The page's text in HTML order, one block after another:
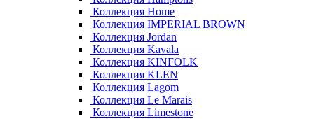
Коллекция Home
Коллекция IMPERIAL BROWN
Коллекция Jordan
Коллекция Kavala
Коллекция KINFOLK
Коллекция KLEN
Коллекция Lagom
Коллекция Le Marais
Коллекция Limestone